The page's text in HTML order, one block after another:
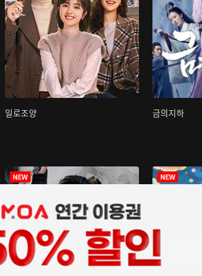
일로조양 금의지하